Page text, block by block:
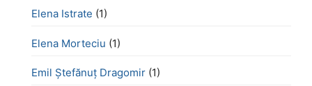
Elena Istrate (1)
Elena Morteciu (1)
Emil Ștefănuț Dragomir (1)